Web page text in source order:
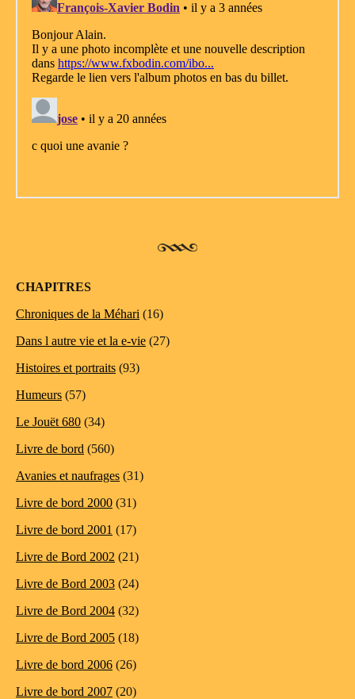
CHAPITRES
Chroniques de la Méhari (16)
Dans l autre vie et la e-vie (27)
Histoires et portraits (93)
Humeurs (57)
Le Jouët 680 (34)
Livre de bord (560)
Avanies et naufrages (31)
Livre de bord 2000 (31)
Livre de bord 2001 (17)
Livre de Bord 2002 (21)
Livre de Bord 2003 (24)
Livre de Bord 2004 (32)
Livre de Bord 2005 (18)
Livre de bord 2006 (26)
Livre de bord 2007 (20)